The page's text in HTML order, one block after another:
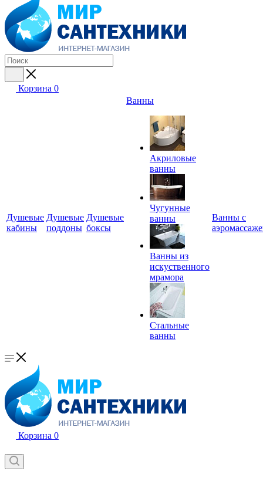
Корзина 0
Душевые
кабины
Душевые
поддоны
Душевые
боксы
Ванны
Акриловые
ванны
Чугунные
ванны
Ванны из
искуственного
мрамора
Стальные
ванны
Ванны с
Корзина 0